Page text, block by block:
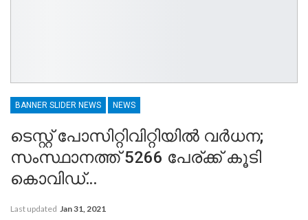
BANNER SLIDER NEWS NEWS
ടെസ്റ്റ് പോസിറ്റിവിറ്റിയിൽ വർധന;
സംസ്ഥാനത്ത് 5266 പേര്ക്ക് കൂടി
കൊവിഡ്…
Last updated Jan 31, 2021